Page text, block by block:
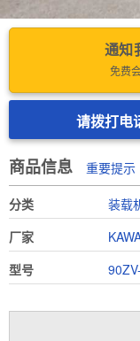
通知
免费
请拨打电
商品信息 重要提示
分类
装载
厂家
型号